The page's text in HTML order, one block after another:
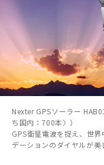
Nexter GPSソーラー
ち国内：700本〉）
GPS衛星電波を捉え、世
デーションのダイヤルが